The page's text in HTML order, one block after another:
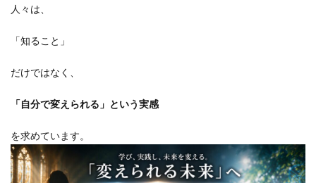
人々は、
「知ること」
だけではなく、
「自分で変えられる」という実感
を求めています。